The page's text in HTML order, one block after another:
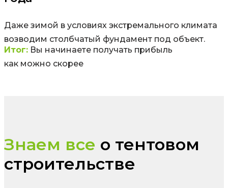
Даже зимой в условиях экстремального климата
возводим столбчатый фундамент под объект.
Итог: Вы начинаете получать прибыль
как можно скорее
Знаем все о тентовом
строительстве